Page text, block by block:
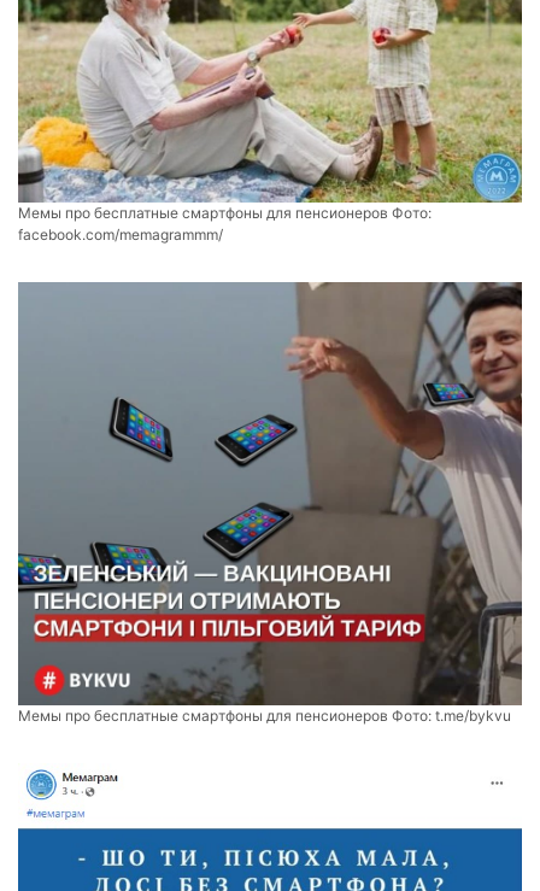
Мемы про бесплатные смартфоны для пенсионеров Фото:
facebook.com/memagrammm/
Мемы про бесплатные смартфоны для пенсионеров Фото: t.me/bykvu